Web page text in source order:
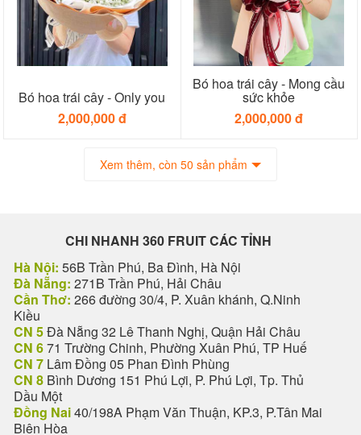
Bó hoa trái cây - Only you
2,000,000 đ
Bó hoa trái cây - Mong cầu
sức khỏe
2,000,000 đ
Xem thêm, còn 50 sản phẩm
CHI NHANH 360 FRUIT CÁC TỈNH
Hà Nội: 56B Trần Phú, Ba Đình, Hà Nội
Đà Nẵng: 271B Trần Phú, Hải Châu
Cần Thơ: 266 đường 30/4, P. Xuân khánh, Q.Ninh
Kiều
CN 5Đà Nẵng 32 Lê Thanh Nghị, Quận Hải Châu
CN 671 Trường Chinh, Phường Xuân Phú, TP Huế
CN 7 Lâm Đồng 05 Phan Đình Phùng
CN 8 Bình Dương 151 Phú Lợi, P. Phú Lợi, Tp. Thủ
Dầu Một
Đồng Nai40/198A Phạm Văn Thuận, KP.3, P.Tân Mai
Biên Hòa